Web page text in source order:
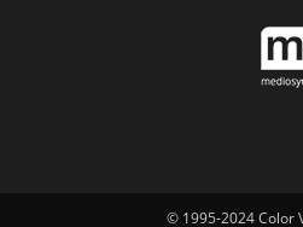
© 1995-2024 Color